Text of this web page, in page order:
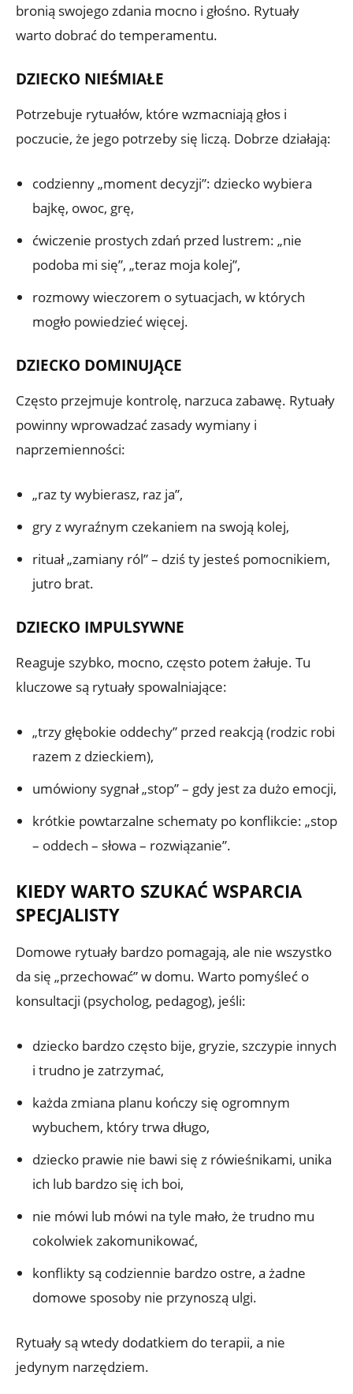
bronią swojego zdania mocno i głośno. Rytuały
warto dobrać do temperamentu.
DZIECKO NIEŚMIAŁE
Potrzebuje rytuałów, które wzmacniają głos i
poczucie, że jego potrzeby się liczą. Dobrze działają:
codzienny „moment decyzji”: dziecko wybiera
bajkę, owoc, grę,
ćwiczenie prostych zdań przed lustrem: „nie
podoba mi się”, „teraz moja kolej”,
rozmowy wieczorem o sytuacjach, w których
mogło powiedzieć więcej.
DZIECKO DOMINUJĄCE
Często przejmuje kontrolę, narzuca zabawę. Rytuały
powinny wprowadzać zasady wymiany i
naprzemienności:
„raz ty wybierasz, raz ja”,
gry z wyraźnym czekaniem na swoją kolej,
rituał „zamiany ról” – dziś ty jesteś pomocnikiem,
jutro brat.
DZIECKO IMPULSYWNE
Reaguje szybko, mocno, często potem żałuje. Tu
kluczowe są rytuały spowalniające:
„trzy głębokie oddechy” przed reakcją (rodzic robi
razem z dzieckiem),
umówiony sygnał „stop” – gdy jest za dużo emocji,
krótkie powtarzalne schematy po konflikcie: „stop
– oddech – słowa – rozwiązanie”.
KIEDY WARTO SZUKAĆ WSPARCIA
SPECJALISTY
Domowe rytuały bardzo pomagają, ale nie wszystko
da się „przechować” w domu. Warto pomyśleć o
konsultacji (psycholog, pedagog), jeśli:
dziecko bardzo często bije, gryzie, szczypie innych
i trudno je zatrzymać,
każda zmiana planu kończy się ogromnym
wybuchem, który trwa długo,
dziecko prawie nie bawi się z rówieśnikami, unika
ich lub bardzo się ich boi,
nie mówi lub mówi na tyle mało, że trudno mu
cokolwiek zakomunikować,
konflikty są codziennie bardzo ostre, a żadne
domowe sposoby nie przynoszą ulgi.
Rytuały są wtedy dodatkiem do terapii, a nie
jedynym narzędziem.